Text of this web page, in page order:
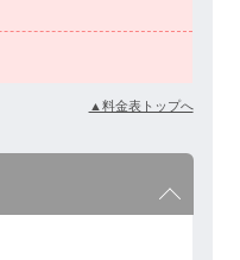
▲料金表トップへ